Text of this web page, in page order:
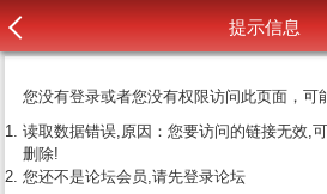
提示信息
您没有登录或者您没有权限访问此页面，可
读取数据错误,原因：您要访问的链接无效,
删除!
您还不是论坛会员,请先登录论坛